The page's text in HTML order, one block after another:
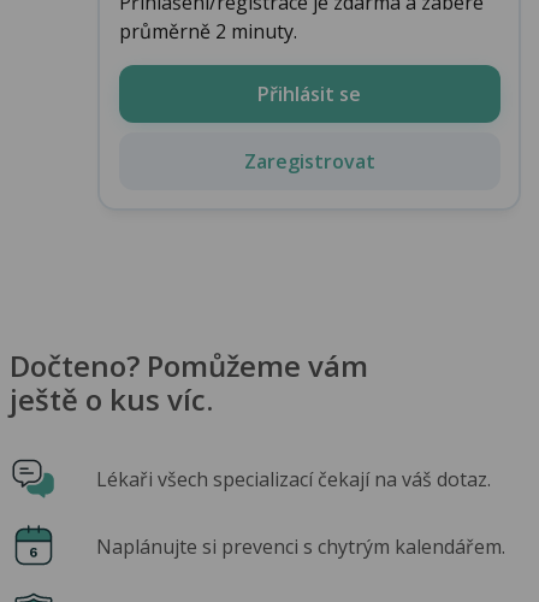
průměrně 2 minuty.
Přihlásit se
Zaregistrovat
Dočteno? Pomůžeme vám
ještě o kus víc.
Lékaři všech specializací čekají na váš dotaz.
Naplánujte si prevenci s chytrým kalendářem.